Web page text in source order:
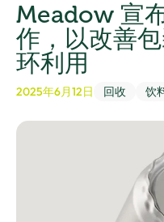
Meadow 宣
作，以改善
环利用
2025年6月12日 回收 饮